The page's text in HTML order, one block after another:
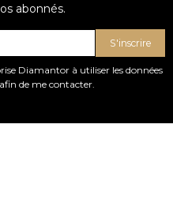
abonnés.
S'inscrire
Diamantor à utiliser les données
de me contacter.